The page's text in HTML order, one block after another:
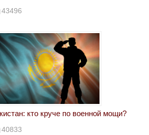
43496
кто круче по военной мощи?
40833